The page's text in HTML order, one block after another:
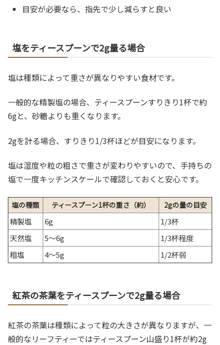
目安が必要なら、指先で少し減らすと良い
塩をティースプーンで2g量る場合
塩は種類によって重さが異なりやすい食材です。
一般的な精製塩の場合、ティースプーンすりきり1杯で約
6gと、砂糖よりも重くなります。
2gを計る場合、すりきり1/3杯ほどが目安になります。
塩は湿度や粒の粗さで重さが変わりやすいので、手持ちの
塩で一度キッチンスケールで確認しておくと安心です。
塩の種類 ティースプーン1杯の重さ（約） 2gの量の目安
精製塩 6g
1/3杯
天然塩
5～6g
1/3杯程度
粗塩
4～5g 1/2杯弱
紅茶の茶葉をティースプーンで2g量る場合
紅茶の茶葉は種類によって粒の大きさが異なりますが、一
般的なリーフティーではティースプーン山盛り1杯が約2g